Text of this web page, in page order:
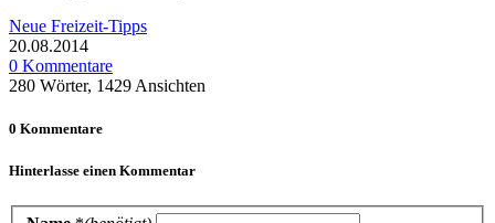
Neue Freizeit-Tipps
20.08.2014
0 Kommentare
280 Wörter, 1429 Ansichten
0 Kommentare
Hinterlasse einen Kommentar